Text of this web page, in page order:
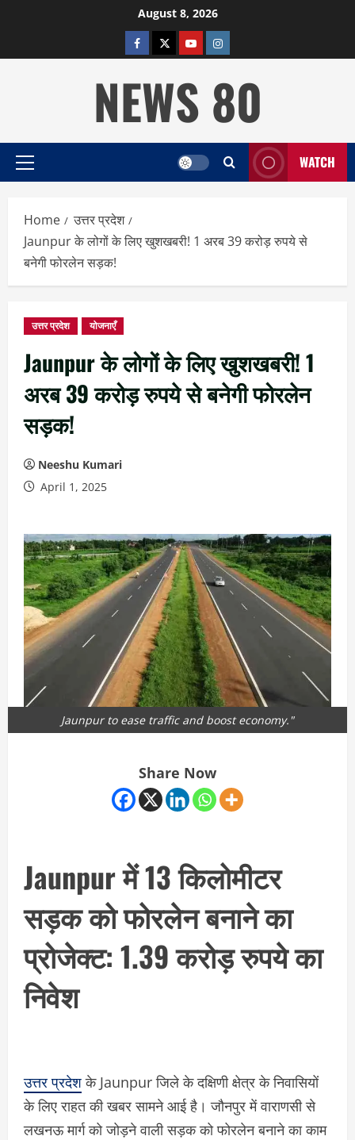
August 8, 2026
facebooktwitterYOUTUBE
instagram
NEWS 80
Primary
WATCH
Home
उत्तर प्रदेश
Jaunpur के लोगों के लिए खुशखबरी! 1 अरब 39 करोड़ रुपये से
बनेगी फोरलेन सड़क!
उत्तर प्रदेश योजनाएँ
Jaunpur के लोगों के लिए खुशखबरी! 1
अरब 39 करोड़ रुपये से बनेगी फोरलेन
सड़क!
Neeshu Kumari
April 1, 2025
Jaunpur to ease traffic and boost economy."
Share Now
Jaunpur में 13 किलोमीटर
सड़क को फोरलेन बनाने का
प्रोजेक्ट: 1.39 करोड़ रुपये का
निवेश
उत्तर प्रदेशके Jaunpur जिले के दक्षिणी क्षेत्र के निवासियों
के लिए राहत की खबर सामने आई है। जौनपुर में वाराणसी से
लखनऊ मार्ग को जोड़ने वाली सड़क को फोरलेन बनाने का काम